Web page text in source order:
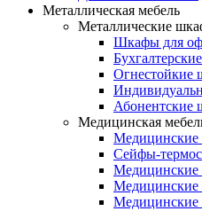
Металлическая мебель
Металлические
Шкафы для
Огнестойкие
Абонентские
Медицинская
Медицинские
Сейфы-
Медицинские
Медицинские